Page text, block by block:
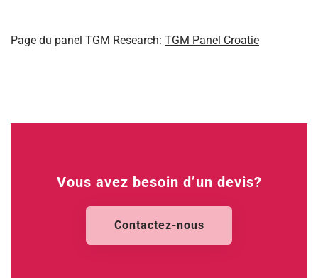
Page du panel TGM Research: TGM Panel Croatie
Vous avez besoin d’un devis?
Contactez-nous